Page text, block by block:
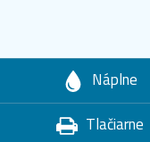
Náplne
Tlačiarne